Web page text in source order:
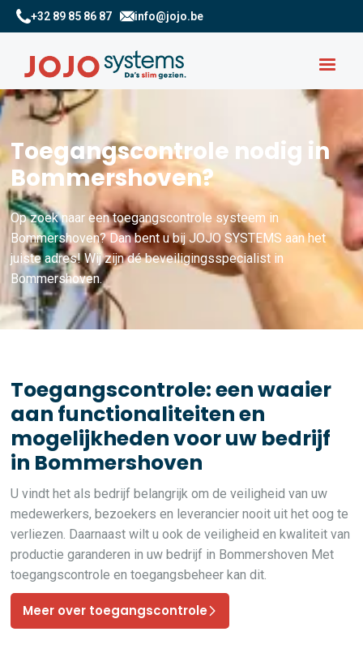
+32 89 85 86 87 info@jojo.be
Toegangscontrole nodig in
Bommershoven?
Op zoek naar een toegangscontrole systeem in
Bommershoven? Dan bent u bij JOJO SYSTEMS aan het
juiste adres! Wij zijn dé beveiligingsspecialist in
Bommershoven.
Toegangscontrole: een waaier
aan functionaliteiten en
mogelijkheden voor uw bedrijf
in Bommershoven
U vindt het als bedrijf belangrijk om de veiligheid van uw
medewerkers, bezoekers en leverancier nooit uit het oog te
verliezen. Daarnaast wilt u ook de veiligheid en kwaliteit van
productie garanderen in uw bedrijf in Bommershoven Met
toegangscontrole en toegangsbeheer kan dit.
Meer over toegangscontrole